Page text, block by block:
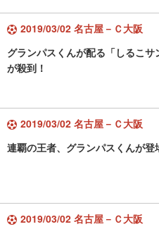
2019/03/02 名古屋－Ｃ大阪
グランパスくんが配る「しるこ
が殺到！
2019/03/02 名古屋－Ｃ大阪
連覇の王者、グランパスくんが登
2019/03/02 名古屋－Ｃ大阪